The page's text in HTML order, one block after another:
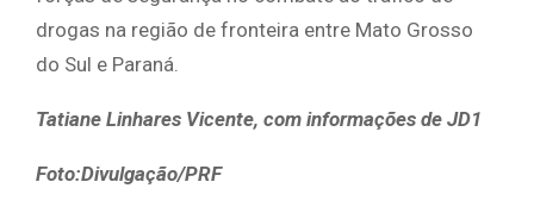
drogas na região de fronteira entre Mato Grosso
do Sul e Paraná.
Tatiane Linhares Vicente, com informações de JD1
Foto:Divulgação/PRF